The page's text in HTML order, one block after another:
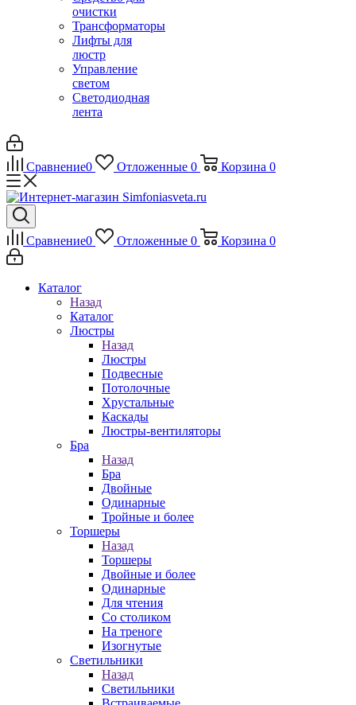
очистки
Трансформаторы
Лифты для
люстр
Управление
светом
Светодиодная
лента
Сравнение0 Отложенные 0 Корзина 0
Сравнение0 Отложенные 0 Корзина 0
Каталог
Назад
Каталог
Люстры
Назад
Люстры
Подвесные
Потолочные
Хрустальные
Каскады
Люстры-вентиляторы
Бра
Назад
Бра
Двойные
Одинарные
Тройные и более
Торшеры
Назад
Торшеры
Двойные и более
Одинарные
Для чтения
Со столиком
На треноге
Изогнутые
Светильники
Назад
Светильники